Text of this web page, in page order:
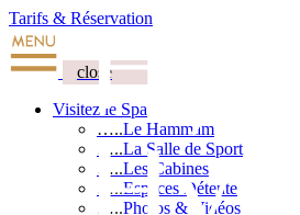
Tarifs & Réservation
close
Visitez le Spa
…..Le Hammam
…..La Salle de Sport
…..Les Cabines
…..Espaces Détente
…..Photos & Vidéos